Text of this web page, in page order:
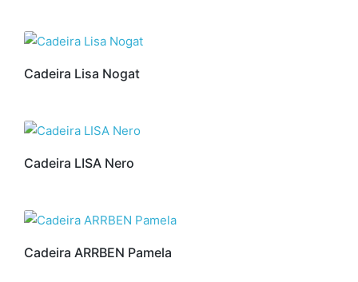
Cadeira Lisa Nogat
Cadeira LISA Nero
Cadeira ARRBEN Pamela